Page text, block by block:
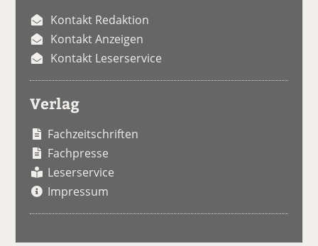
Kontakt Redaktion
Kontakt Anzeigen
Kontakt Leserservice
Verlag
Fachzeitschriften
Fachpresse
Leserservice
Impressum